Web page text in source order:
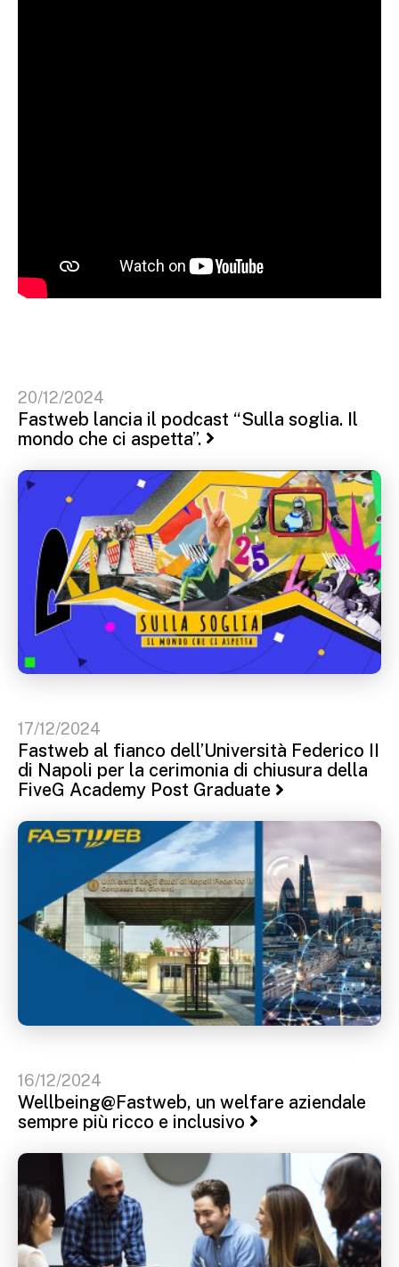
20/12/2024
Fastweb lancia il podcast “Sulla soglia. Il
mondo che ci aspetta”.
17/12/2024
Fastweb al fianco dell’Università Federico II
di Napoli per la cerimonia di chiusura della
FiveG Academy Post Graduate
16/12/2024
Wellbeing@Fastweb, un welfare aziendale
sempre più ricco e inclusivo